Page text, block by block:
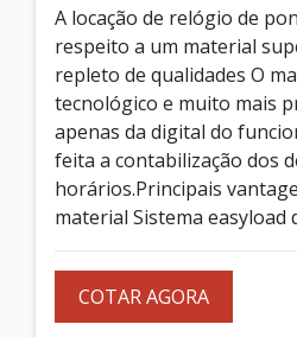
A locação de relógio de
respeito a um material
repleto de qualidades O
tecnológico e muito mais
apenas da digital do
feita a contabilização dos
horários.Principais
material Sistema easyload
COTAR AGORA